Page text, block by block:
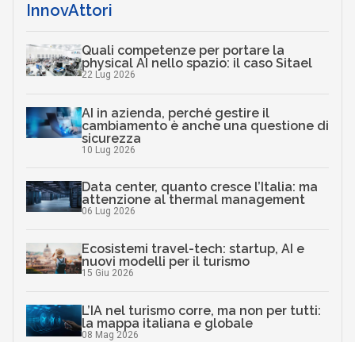
InnovAttori
Quali competenze per portare la
physical AI nello spazio: il caso Sitael
22 Lug 2026
AI in azienda, perché gestire il
cambiamento è anche una questione di
sicurezza
10 Lug 2026
Data center, quanto cresce l’Italia: ma
attenzione al thermal management
06 Lug 2026
Ecosistemi travel-tech: startup, AI e
nuovi modelli per il turismo
15 Giu 2026
L’IA nel turismo corre, ma non per tutti:
la mappa italiana e globale
08 Mag 2026